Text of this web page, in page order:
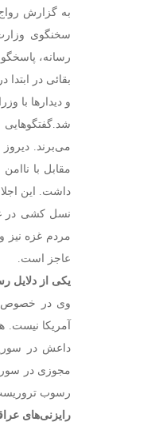
به گزارش رواج ۲۴ به نقل از -خبرنگار حوزه سیاست
سخنگوی
رسانه،
بقائی در
و دیدارها با
می‌برند.
مقابل با
داشت. این
مردم غزه
عاجز است.
یکی از دلایل
وی در خصوص
آمریکا نیست.
داعش در
مجوزی در
رسوب
رایزنی‌های